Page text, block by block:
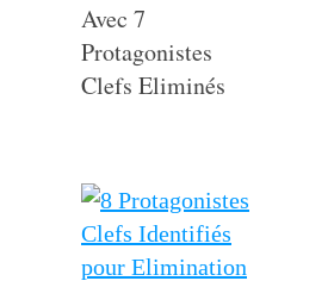
Avec 7
Protagonistes
Clefs Eliminés